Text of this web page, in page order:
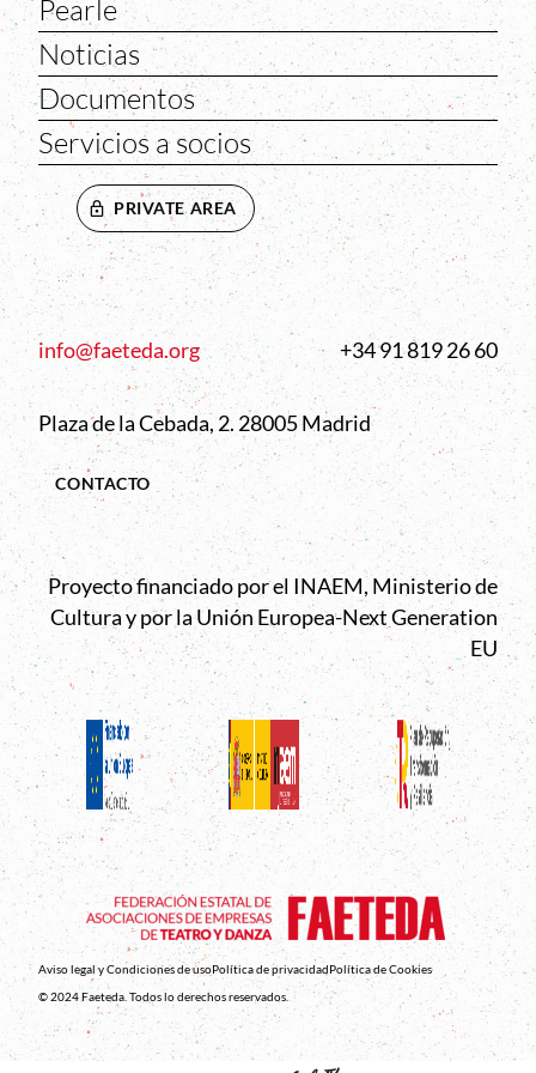
Pearle
Noticias
Documentos
Servicios a socios
PRIVATE AREA
info@faeteda.org +34 91 819 26 60
Plaza de la Cebada, 2. 28005 Madrid
CONTACTO
Proyecto financiado por el INAEM, Ministerio de
Cultura y por la Unión Europea-Next Generation
EU
Aviso legal y Condiciones de usoPolítica de privacidadPolítica de Cookies
© 2024 Faeteda. Todos lo derechos reservados.